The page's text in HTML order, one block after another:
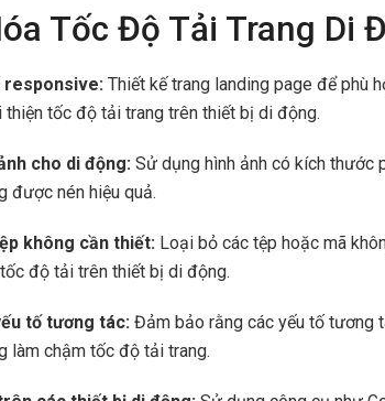
Tốc Độ Tải Trang Di
responsive: Thiết kế trang landing page để phù
thiện tốc độ tải trang trên thiết bị di động.
cho di động: Sử dụng hình ảnh có kích thước
được nén hiệu quả.
không cần thiết: Loại bỏ các tệp hoặc mã
độ tải trên thiết bị di động.
tố tương tác: Đảm bảo rằng các yếu tố tương
làm chậm tốc độ tải trang.